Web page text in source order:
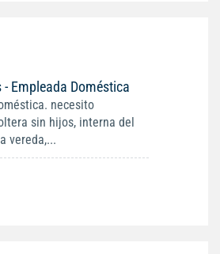
- Empleada Doméstica
necesito
sin hijos, interna del
vereda,...